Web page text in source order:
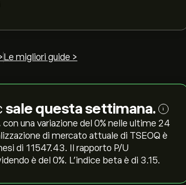
Le migliori guide >
sale questa settimana. i
una variazione del ‎0‎% nelle ultime 24
di mercato attuale di TSEOQ è
di 11547.43. Il rapporto P/U
è del 0%. L'indice beta è di 3.15.